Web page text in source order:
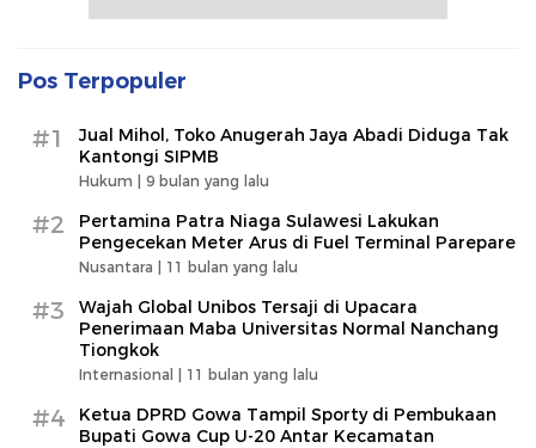
Pos Terpopuler
#1
Jual Mihol, Toko Anugerah Jaya Abadi Diduga Tak
Kantongi SIPMB
Hukum | 9 bulan yang lalu
#2
Pertamina Patra Niaga Sulawesi Lakukan
Pengecekan Meter Arus di Fuel Terminal Parepare
Nusantara | 11 bulan yang lalu
#3
Wajah Global Unibos Tersaji di Upacara
Penerimaan Maba Universitas Normal Nanchang
Tiongkok
Internasional | 11 bulan yang lalu
#4
Ketua DPRD Gowa Tampil Sporty di Pembukaan
Bupati Gowa Cup U-20 Antar Kecamatan